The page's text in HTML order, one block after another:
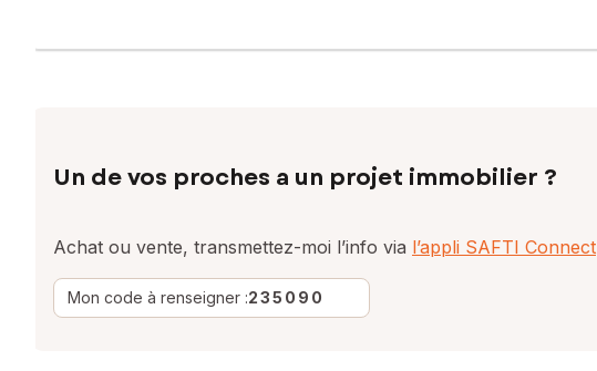
Un de vos proches a un projet immobilier ?
Achat ou vente, transmettez-moi l’info via l’appli SAFTI Connect
Mon code à renseigner :235090